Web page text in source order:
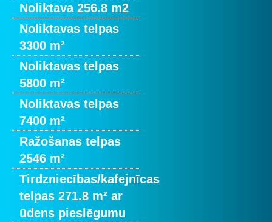
Noliktava 256.8 m2
Noliktavas telpas
3300 m²
Noliktavas telpas
5800 m²
Noliktavas telpas
7400 m²
Ražošanas telpas
2546 m²
Tirdzniecības/kafejnīcas
telpas 271.8 m² ar
ūdens pieslēgumu